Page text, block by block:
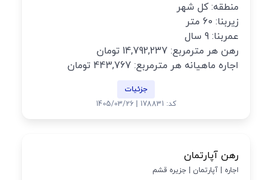
منطقه: کل شهر
زیربنا: 60 متر
عمربنا: 9 سال
رهن هر مترمربع: 14,792,237 تومان
اجاره ماهیانه هر مترمربع: 443,767 تومان
جزئیات
کد: 178831 | 1405/03/26
رهن آپارتمان
اجاره | آپارتمان | جزیره قشم